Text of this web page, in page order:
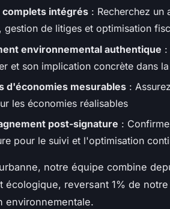
complets intégrés : Recherchez un
gestion de litiges et optimisation
environnemental authentique :
et son implication concrète dans
d'économies mesurables :
les économies réalisables
post-signature :
pour le suivi et l'optimisation
notre équipe combine
écologique, reversant 1% de
environnementale.